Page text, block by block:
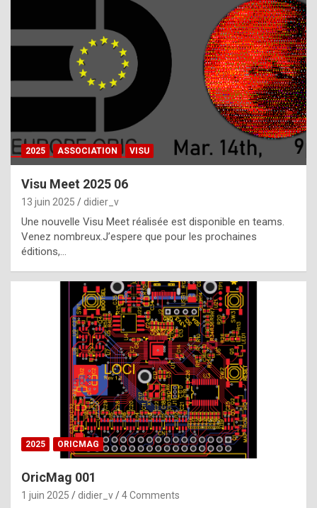
h
a
t
t
e
b
e
s
t
p
h
o
n
y
2025 ASSOCIATION VISU
Visu Meet 2025 06
13 juin 2025 didier_v
Une nouvelle Visu Meet réalisée est disponible en teams.
Venez nombreux.J’espere que pour les prochaines
éditions,…
2025 ORICMAG
OricMag 001
1 juin 2025 didier_v 4 Comments